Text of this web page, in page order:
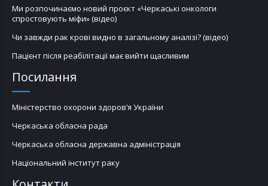
Ми розпочинаємо новий проєкт «Черкаські онкологи
спростовують міфи» (відео)
Чи завжди рак крові видно в загальному аналізі? (відео)
Пацієнт після реабілітації має вийти щасливим
Посилання
Міністерство охорони здоров’я України
Черкаська обласна рада
Черкаська обласна державна адміністрація
Національний інститут раку